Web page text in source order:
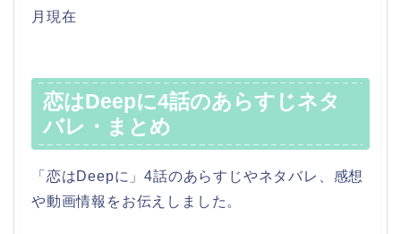
月現在
恋はDeepに4話のあらすじネタ
バレ・まとめ
「恋はDeepに」4話のあらすじやネタバレ、感想
や動画情報をお伝えしました。